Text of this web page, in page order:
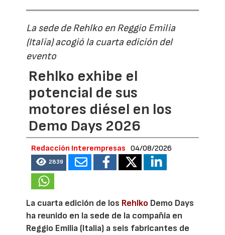
La sede de Rehlko en Reggio Emilia
(Italia) acogió la cuarta edición del
evento
Rehlko exhibe el
potencial de sus
motores diésel en los
Demo Days 2026
Redacción Interempresas 04/08/2026
2839
La cuarta edición de los Rehlko Demo Days
ha reunido en la sede de la compañía en
Reggio Emilia (Italia) a seis fabricantes de